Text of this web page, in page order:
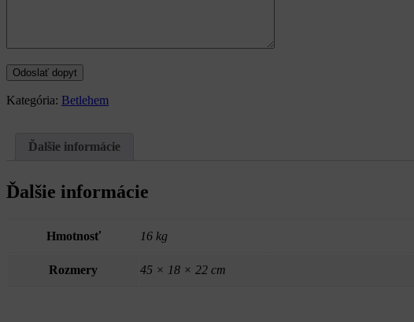
Kategória: Betlehem
Ďalšie informácie
Ďalšie informácie
Hmotnosť 16 kg
Rozmery 45 × 18 × 22 cm